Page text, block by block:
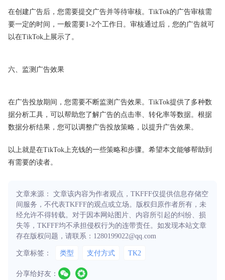
在创建广告后，您需要提交广告并等待审核。TikTok的广告审核需
要一定的时间，一般需要1-2个工作日。审核通过后，您的广告就可
以在TikTok上展示了。
六、监测广告效果
在广告投放期间，您需要不断监测广告效果。TikTok提供了多种数
据分析工具，可以帮助您了解广告的点击率、转化率等数据。根据
数据分析结果，您可以调整广告投放策略，以提升广告效果。
以上就是在TikTok上充钱的一些策略和步骤。希望本文能够帮助到
有需要的读者。
文章来源： 文章该内容为作者观点，TKFFF仅提供信息存储空
间服务，不代表TKFFF的观点或立场。版权归原作者所有，未
经允许不得转载。对于因本网站图片、内容所引起的纠纷、损
失等，TKFFF均不承担侵权行为的连带责任。如发现本站文章
存在版权问题，请联系：1280199022@qq.com
文章标签： 类型 支付方式 TK2
分享给好友：